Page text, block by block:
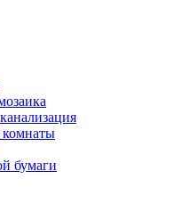
комнаты
бумаги